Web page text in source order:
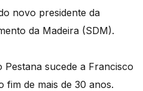
novo presidente da
da Madeira (SDM).
sucede a Francisco
fim de mais de 30 anos.